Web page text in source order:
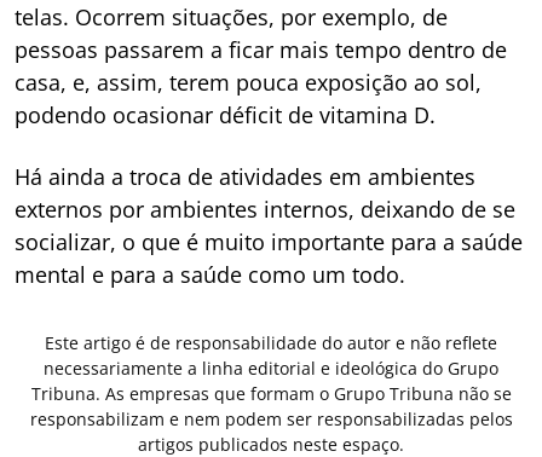
telas. Ocorrem situações, por exemplo, de
pessoas passarem a ficar mais tempo dentro de
casa, e, assim, terem pouca exposição ao sol,
podendo ocasionar déficit de vitamina D.
Há ainda a troca de atividades em ambientes
externos por ambientes internos, deixando de se
socializar, o que é muito importante para a saúde
mental e para a saúde como um todo.
Este artigo é de responsabilidade do autor e não reflete
necessariamente a linha editorial e ideológica do Grupo
Tribuna. As empresas que formam o Grupo Tribuna não se
responsabilizam e nem podem ser responsabilizadas pelos
artigos publicados neste espaço.